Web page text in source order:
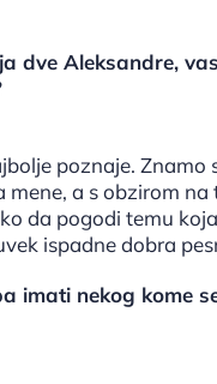
dve Aleksandre,
poznaje. Znamo
mene, a s obzirom
da pogodi temu
ispadne dobra
imati nekog kome